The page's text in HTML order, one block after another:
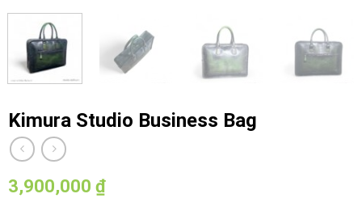
Kimura Studio Business Bag
3,900,000 ₫